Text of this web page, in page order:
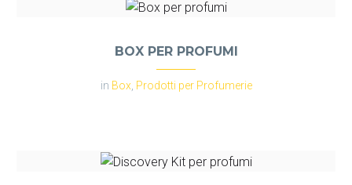
BOX PER PROFUMI
in Box, Prodotti per Profumerie